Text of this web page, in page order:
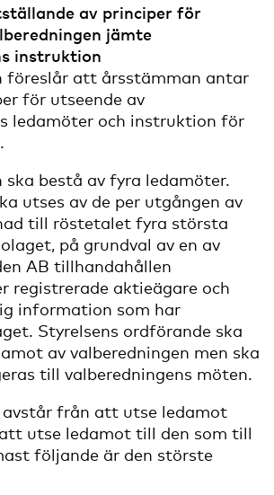
av principer för
jämte
instruktion
föreslår att årsstämman antar
för utseende av
ledamöter och instruktion för
ska bestå av fyra ledamöter.
utses av de per utgången av
till röstetalet fyra största
på grundval av en av
AB tillhandahållen
registrerade aktieägare och
information som har
Styrelsens ordförande ska
av valberedningen men ska
till valberedningens möten.
från att utse ledamot
utse ledamot till den som till
följande är den störste